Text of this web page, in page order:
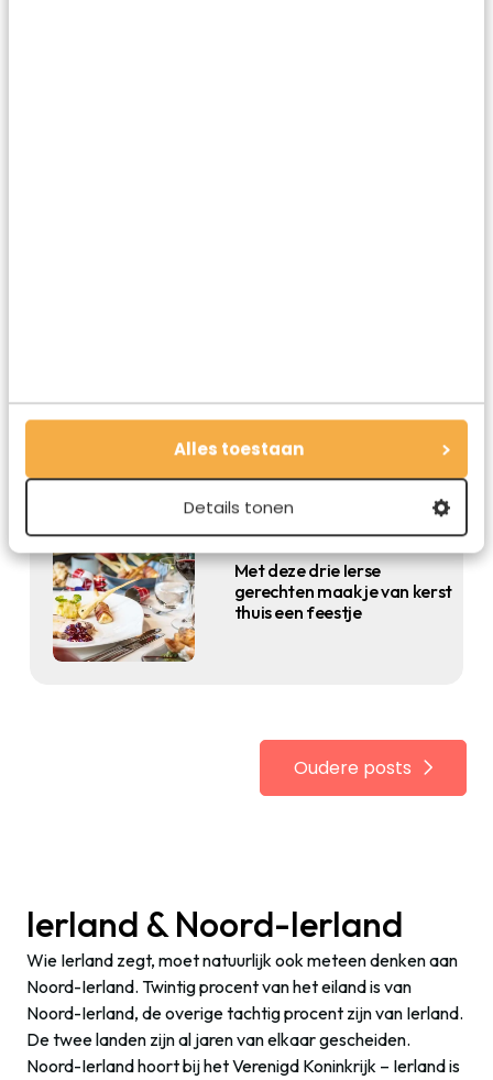
Alles toestaan
Details tonen
Lifestyle 14.12.2020
Met deze drie Ierse
gerechten maak je van kerst
thuis een feestje
Oudere posts
Ierland & Noord-Ierland
Wie Ierland zegt, moet natuurlijk ook meteen denken aan
Noord-Ierland. Twintig procent van het eiland is van
Noord-Ierland, de overige tachtig procent zijn van Ierland.
De twee landen zijn al jaren van elkaar gescheiden.
Noord-Ierland hoort bij het Verenigd Koninkrijk – Ierland is